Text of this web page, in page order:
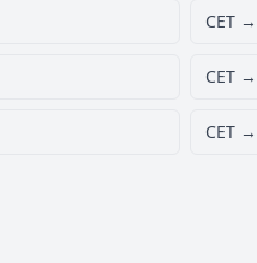
CET
CET
CET